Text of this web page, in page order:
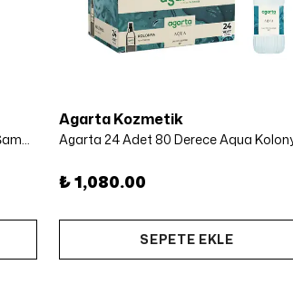
Agarta Kozmetik
₺ 1,080.00
SEPETE EKLE